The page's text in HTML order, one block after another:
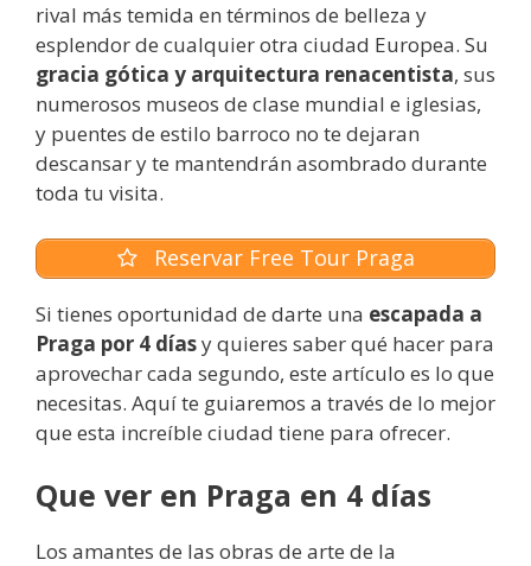
rival más temida en términos de belleza y
esplendor de cualquier otra ciudad Europea. Su
gracia gótica y arquitectura renacentista, sus
numerosos museos de clase mundial e iglesias,
y puentes de estilo barroco no te dejaran
descansar y te mantendrán asombrado durante
toda tu visita.
Reservar Free Tour Praga
Si tienes oportunidad de darte una escapada a
Praga por 4 díasy quieres saber qué hacer para
aprovechar cada segundo, este artículo es lo que
necesitas. Aquí te guiaremos a través de lo mejor
que esta increíble ciudad tiene para ofrecer.
Que ver en Praga en 4 días
Los amantes de las obras de arte de la